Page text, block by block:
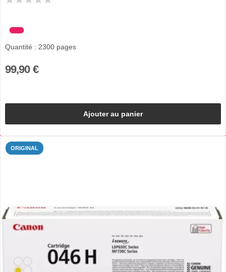
Quantité : 2300 pages
99,90 €
Ajouter au panier
ORIGINAL